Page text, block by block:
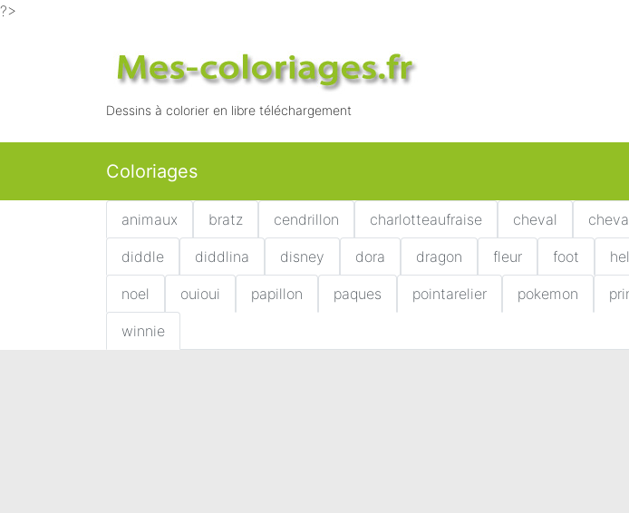
?>
Dessins à colorier en libre téléchargement
Coloriages
animaux bratz cendrillon charlotteaufraise cheval
diddle diddlina disney dora dragon fleur foot
noel ouioui papillon paques pointarelier pokemon
winnie